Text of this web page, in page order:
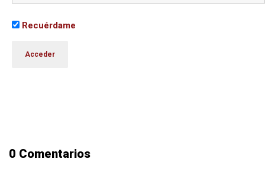
Recuérdame
0 Comentarios